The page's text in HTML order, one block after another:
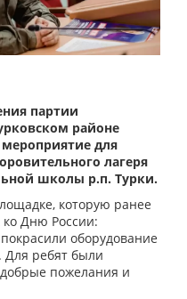
партии
районе
для
лагеря
школы р.п. Турки.
которую ранее
Дню России:
оборудование
Для ребят были
пожелания и